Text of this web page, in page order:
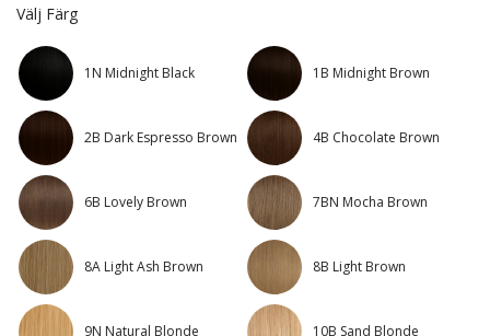
Välj Färg
1N Midnight Black 1B Midnight Brown
2B Dark Espresso Brown 4B Chocolate Brown
6B Lovely Brown 7BN Mocha Brown
8A Light Ash Brown 8B Light Brown
9N Natural Blonde 10B Sand Blonde